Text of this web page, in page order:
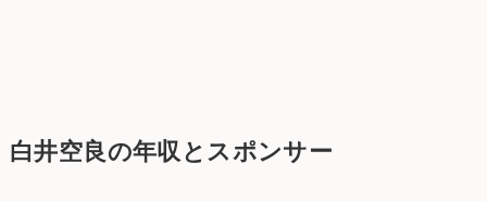
白井空良の年収とスポンサー